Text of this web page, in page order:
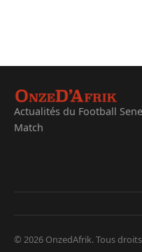
Actualités du Football
Match
© 2026 OnzedAfrik. Tous